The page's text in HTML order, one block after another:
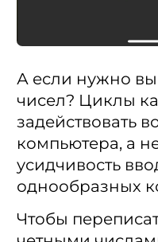
А если нужно
чисел? Циклы
задействовать
компьютера, а
усидчивость
однообразных
Чтобы